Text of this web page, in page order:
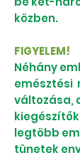
közben.
FIGYELEM!
Néhány
emésztési
változása,
legtöbb
tünetek